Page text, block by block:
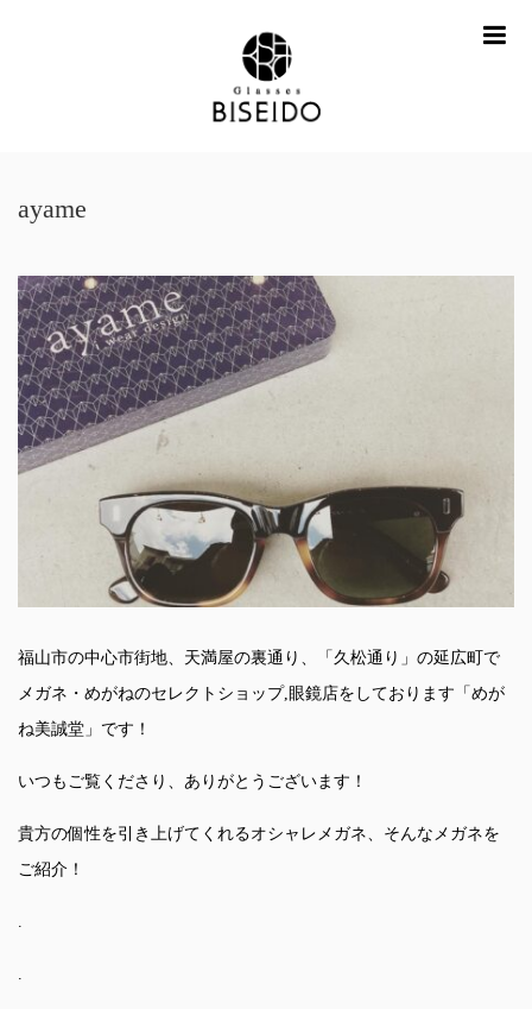
ayame
福山市の中心市街地、天満屋の裏通り、「久松通り」の延広町で
メガネ・めがねのセレクトショップ,眼鏡店をしております「めが
ね美誠堂」です！
いつもご覧くださり、ありがとうございます！
貴方の個性を引き上げてくれるオシャレメガネ、そんなメガネを
ご紹介！
.
.